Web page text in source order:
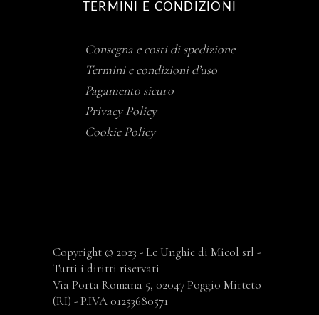
TERMINI E CONDIZIONI
Consegna e costi di spedizione
Termini e condizioni d’uso
Pagamento sicuro
Privacy Policy
Cookie Policy
Copyright © 2023 - Le Unghie di Micol srl -
Tutti i diritti riservati
Via Porta Romana 5, 02047 Poggio Mirteto
(RI) - P.IVA 01253680571